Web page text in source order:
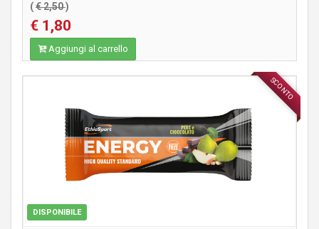
(€ 2,50)
€ 1,80
Aggiungi al carrello
SCONTO
DISPONIBILE
INTEGRATORI